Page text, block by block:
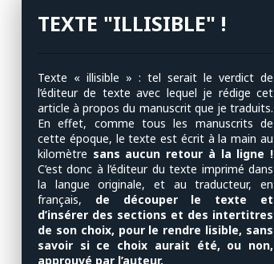
TEXTE "ILLISIBLE" !
Texte « illisible » : tel serait le verdict de
l’éditeur de texte avec lequel je rédige cet
article à propos du manuscrit que je traduits.
En effet, comme tous les manuscrits de
cette époque, le texte est écrit à la main au
kilomètre sans aucun retour à la ligne !
C’est donc à l’éditeur du texte imprimé dans
la langue originale, et au traducteur, en
français, de découper le texte et
d’insérer des sections et des intertitres
de son choix, pour le rendre lisible, sans
savoir si ce choix aurait été, ou non,
approuvé par l’auteur.